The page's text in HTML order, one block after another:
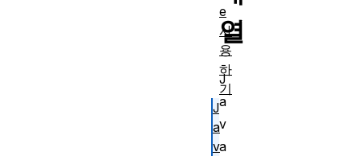
열
J
a
v
a
e
사
용
하
기
J
a
v